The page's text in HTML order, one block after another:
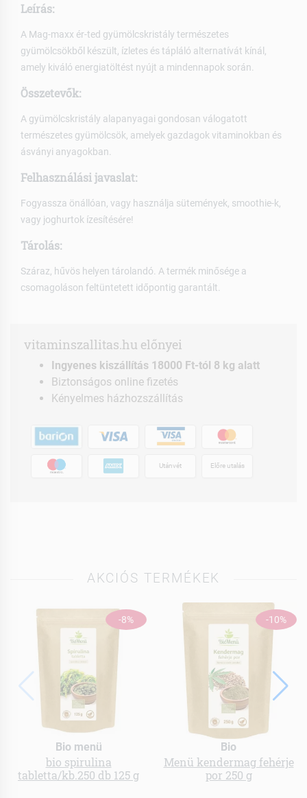
Leírás:
A Mag-maxx ér-ted gyümölcskristály természetes
gyümölcsökből készült, ízletes és tápláló alternatívát kínál,
amely kiváló energiatöltést nyújt a mindennapok során.
Összetevők:
A gyümölcskristály alapanyagai gondosan válogatott
természetes gyümölcsök, amelyek gazdagok vitaminokban és
ásványi anyagokban.
Felhasználási javaslat:
Fogyassza önállóan, vagy használja sütemények, smoothie-k,
vagy joghurtok ízesítésére!
Tárolás:
Száraz, hűvös helyen tárolandó. A termék minősége a
csomagoláson feltüntetett időpontig garantált.
vitaminszallitas.hu előnyei
Ingyenes kiszállítás 18000 Ft-tól 8 kg alatt
Biztonságos online fizetés
Kényelmes házhozszállítás
Utánvét Előre utalás
AKCIÓS TERMÉKEK
-8%
Bio menü
bio spirulina
tabletta/kb.250 db 125 g
-10%
Bio
Menü kendermag fehérje
por 250 g